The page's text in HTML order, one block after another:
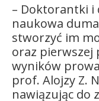
– Doktorantki i
naukowa
stworzyć im
oraz pierwszej
wyników
prof. Alojzy Z.
nawiązując do